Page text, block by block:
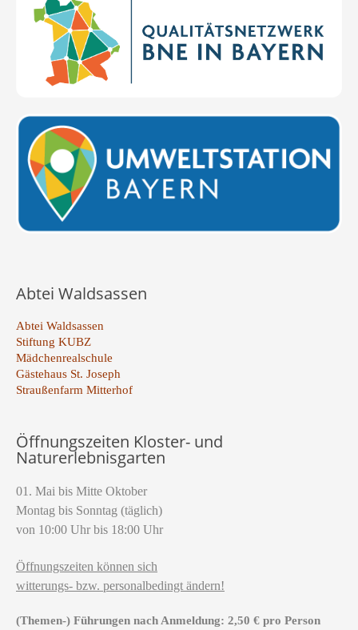
Abtei Waldsassen
Abtei Waldsassen
Stiftung KUBZ
Mädchenrealschule
Gästehaus St. Joseph
Straußenfarm Mitterhof
Öffnungszeiten Kloster- und
Naturerlebnisgarten
01. Mai bis Mitte Oktober
Montag bis Sonntag (täglich)
von 10:00 Uhr bis 18:00 Uhr
Öffnungszeiten können sich
witterungs- bzw. personalbedingt ändern!
(Themen-) Führungen nach Anmeldung: 2,50 € pro Person